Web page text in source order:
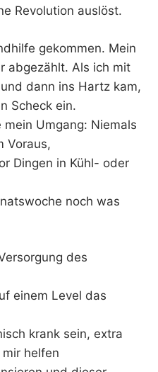
Revolution auslöst.
gekommen. Mein
abgezählt. Als ich mit
dann ins Hartz kam,
Scheck ein.
Umgang: Niemals
Voraus,
Dingen in Kühl- oder
noch was
des
einem Level das
krank sein, extra
helfen